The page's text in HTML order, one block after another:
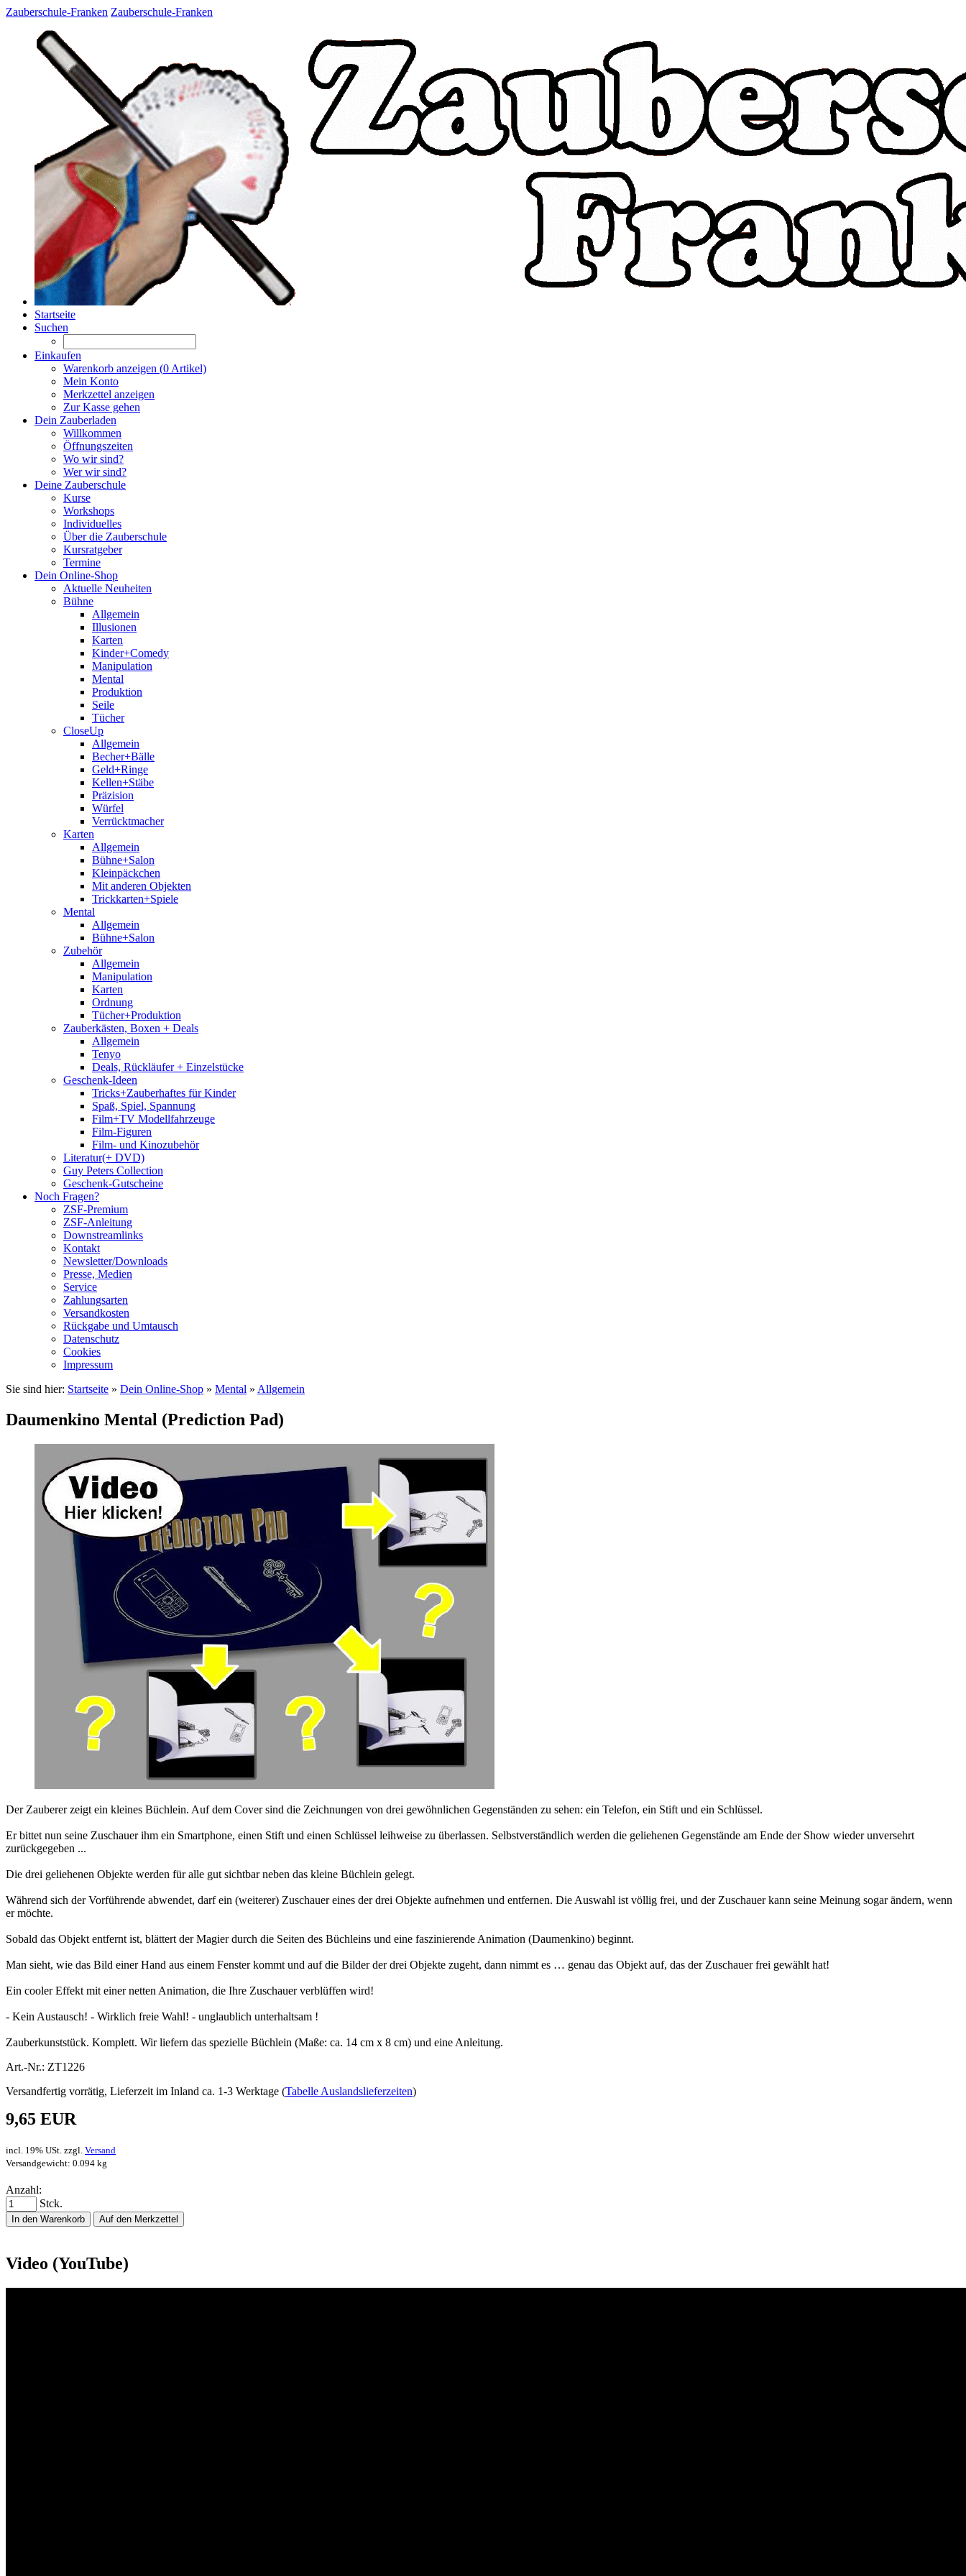
Zauberschule-Franken Zauberschule-Franken
Startseite
Suchen
Einkaufen
Warenkorb anzeigen (0 Artikel)
Mein Konto
Merkzettel anzeigen
Zur Kasse gehen
Dein Zauberladen
Willkommen
Öffnungszeiten
Wo wir sind?
Wer wir sind?
Deine Zauberschule
Kurse
Workshops
Individuelles
Über die Zauberschule
Kursratgeber
Termine
Dein Online-Shop
Aktuelle Neuheiten
Bühne
Allgemein
Illusionen
Karten
Kinder+Comedy
Manipulation
Mental
Produktion
Seile
Tücher
CloseUp
Allgemein
Becher+Bälle
Geld+Ringe
Kellen+Stäbe
Präzision
Würfel
Verrücktmacher
Karten
Allgemein
Bühne+Salon
Kleinpäckchen
Mit anderen Objekten
Trickkarten+Spiele
Mental
Allgemein
Bühne+Salon
Zubehör
Allgemein
Manipulation
Karten
Ordnung
Tücher+Produktion
Zauberkästen, Boxen + Deals
Allgemein
Tenyo
Deals, Rückläufer + Einzelstücke
Geschenk-Ideen
Tricks+Zauberhaftes für Kinder
Spaß, Spiel, Spannung
Film+TV Modellfahrzeuge
Film-Figuren
Film- und Kinozubehör
Literatur(+ DVD)
Guy Peters Collection
Geschenk-Gutscheine
Noch Fragen?
ZSF-Premium
ZSF-Anleitung
Downstreamlinks
Kontakt
Newsletter/Downloads
Presse, Medien
Service
Zahlungsarten
Versandkosten
Rückgabe und Umtausch
Datenschutz
Cookies
Impressum
Sie sind hier: Startseite » Dein Online-Shop » Mental » Allgemein
Daumenkino Mental (Prediction Pad)
Der Zauberer zeigt ein kleines Büchlein. Auf dem Cover sind die Zeichnungen von drei gewöhnlichen Gegenständen zu sehen: ein Telefon, ein Stift und ein Schlüssel.
Er bittet nun seine Zuschauer ihm ein Smartphone, einen Stift und einen Schlüssel leihweise zu überlassen. Selbstverständlich werden die geliehenen Gegenstände am Ende der Show wieder unversehrt
zurückgegeben ...
Die drei geliehenen Objekte werden für alle gut sichtbar neben das kleine Büchlein gelegt.
Während sich der Vorführende abwendet, darf ein (weiterer) Zuschauer eines der drei Objekte aufnehmen und entfernen. Die Auswahl ist völlig frei, und der Zuschauer kann seine Meinung sogar ändern, wenn
er möchte.
Sobald das Objekt entfernt ist, blättert der Magier durch die Seiten des Büchleins und eine faszinierende Animation (Daumenkino) beginnt.
Man sieht, wie das Bild einer Hand aus einem Fenster kommt und auf die Bilder der drei Objekte zugeht, dann nimmt es … genau das Objekt auf, das der Zuschauer frei gewählt hat!
Ein cooler Effekt mit einer netten Animation, die Ihre Zuschauer verblüffen wird!
- Kein Austausch! - Wirklich freie Wahl! - unglaublich unterhaltsam !
Zauberkunststück. Komplett. Wir liefern das spezielle Büchlein (Maße: ca. 14 cm x 8 cm) und eine Anleitung.
Art.-Nr.: ZT1226
Versandfertig vorrätig, Lieferzeit im Inland ca. 1-3 Werktage (Tabelle Auslandslieferzeiten)
9,65 EUR
incl. 19% USt. zzgl. Versand
Versandgewicht: 0.094 kg
Anzahl:
Stck.
In den Warenkorb Auf den Merkzettel
Video (YouTube)